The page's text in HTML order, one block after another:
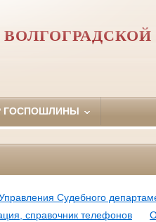
ГОСПОШЛИНЫ
Судебного
справочник телефонов